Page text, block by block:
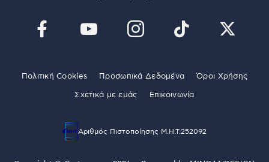
Πολιτική Cookies Προσωπικά Δεδομένα Όροι Χρήσης
Σχετικά με εμάς Επικοινωνία
Αριθμός Πιστοποίησης Μ.Η.Τ.252092